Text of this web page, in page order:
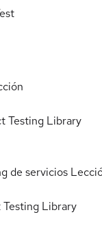
Testing Library
de servicios
Testing Library